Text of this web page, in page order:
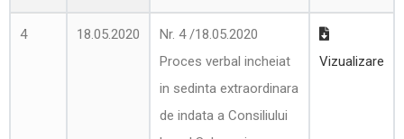
4 18.05.2020
Nr. 4 /18.05.2020
Proces verbal incheiat
in sedinta extraordinara
de indata a Consiliului
Vizualizare